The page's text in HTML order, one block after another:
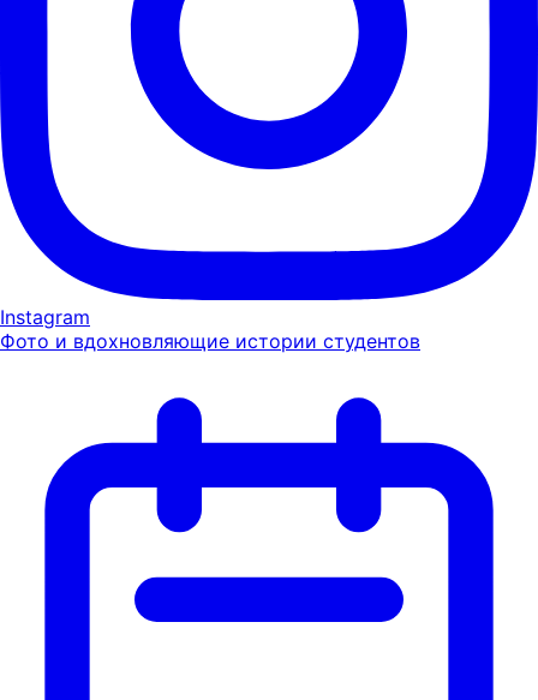
Instagram
Фото и вдохновляющие истории студентов